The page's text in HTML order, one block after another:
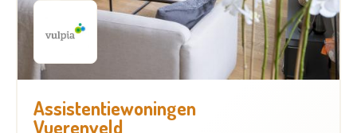
Assistentiewoningen
Vuerenveld